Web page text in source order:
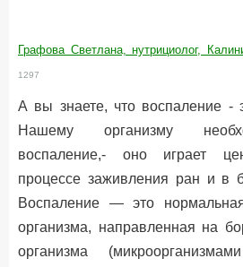
Графова Светлана, нутрициолог,
1297
А вы знаете, что воспаление -
Нашему организму
воспаление,- оно играет
процессе заживления ран и в
Воспаление — это
организма, направленная на
организма